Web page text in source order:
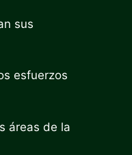
sus
esfuerzos
áreas de la